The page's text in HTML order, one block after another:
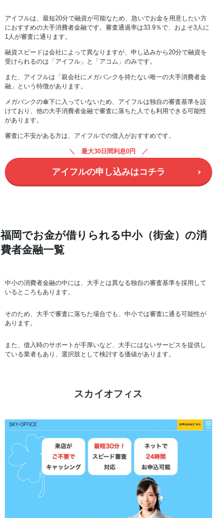
アイフルは、最短20分で融資が可能なため、急いでお金を用意したい方
におすすめの大手消費者金融です。審査通過率は33.9％で、およそ3人に
1人が審査に通ります。
融資スピードは会社によって異なりますが、申し込みから20分で融資を
受けられるのは「アイフル」と「アコム」のみです。
また、アイフルは「親会社にメガバンクを持たない唯一の大手消費者金
融」という特徴があります。
メガバンクの傘下に入っていないため、アイフルは独自の審査基準を設
けており、他の大手消費者金融で審査に落ちた人でも利用できる可能性
があります。
審査に不安がある方は、アイフルでの借入がおすすめです。
最大30日間利息0円
アイフルの申し込みはコチラ
福岡でお金が借りられる中小（街金）の消
費者金融一覧
中小の消費者金融の中には、大手とは異なる独自の審査基準を採用して
いるところもあります。
そのため、大手で審査に落ちた場合でも、中小では審査に通る可能性が
あります。
また、借入時のサポートが手厚いなど、大手にはないサービスを提供し
ている業者もあり、選択肢として検討する価値があります。
スカイオフィス